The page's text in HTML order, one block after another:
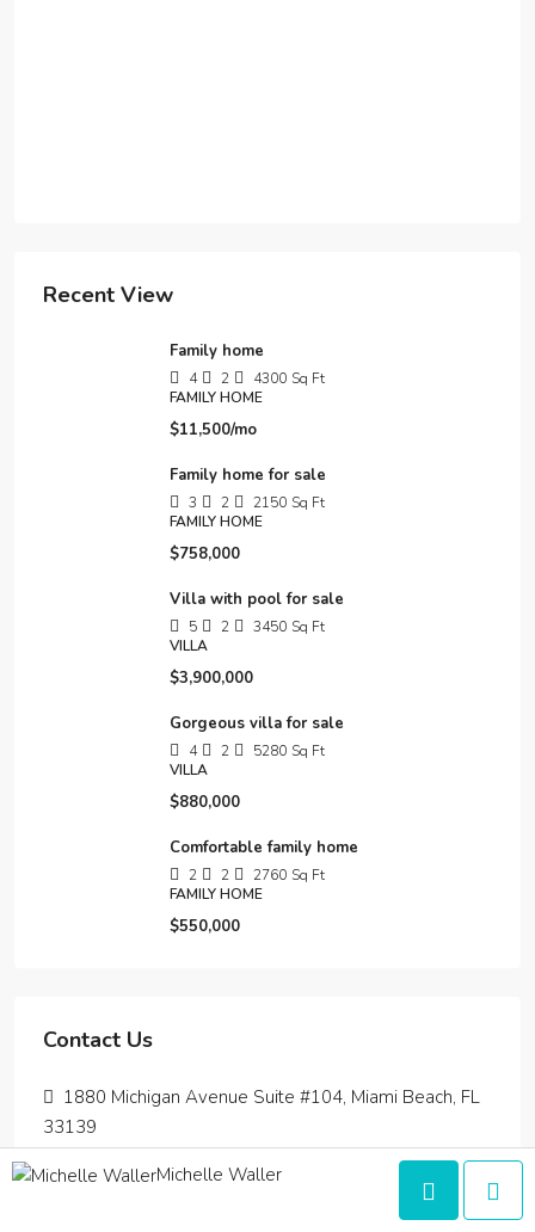
Recent View
Family home
4 2 4300 Sq Ft
FAMILY HOME
$11,500/mo
Family home for sale
3 2 2150 Sq Ft
FAMILY HOME
$758,000
Villa with pool for sale
5 2 3450 Sq Ft
VILLA
$3,900,000
Gorgeous villa for sale
4 2 5280 Sq Ft
VILLA
$880,000
Comfortable family home
2 2 2760 Sq Ft
FAMILY HOME
$550,000
Contact Us
1880 Michigan Avenue Suite #104, Miami Beach, FL
33139
info@houzez.coMichelle Waller